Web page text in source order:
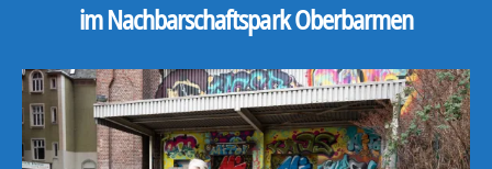
im Nachbarschaftspark Oberbarmen